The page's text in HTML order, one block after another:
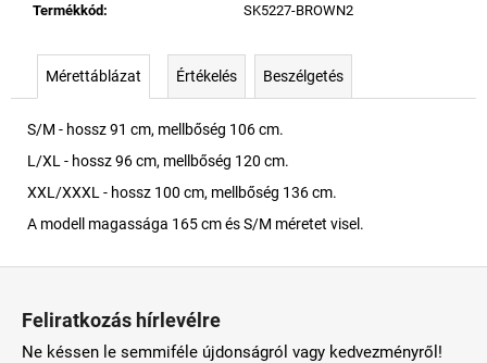
Termékkód : SK5227-BROWN2
Mérettáblázat Értékelés Beszélgetés
S/M - hossz 91 cm, mellbőség 106 cm.
L/XL - hossz 96 cm, mellbőség 120 cm.
XXL/XXXL - hossz 100 cm, mellbőség 136 cm.
A modell magassága 165 cm és S/M méretet visel.
Feliratkozás hírlevélre
Ne késsen le semmiféle újdonságról vagy kedvezményről!